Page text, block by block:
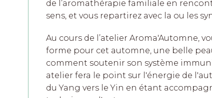
de l’aromathérapie familiale en
sens, et vous repartirez avec la ou les
Au cours de l’atelier Aroma'Automne,
forme pour cet automne, une belle
comment soutenir son système
atelier fera le point sur l'énergie de
du Yang vers le Yin en étant